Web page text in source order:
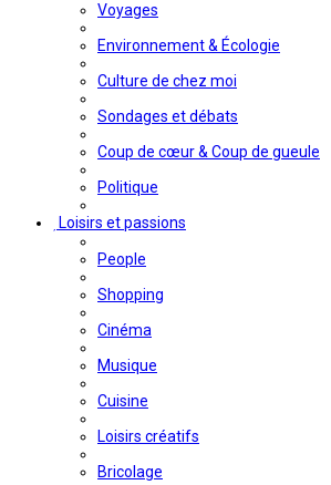
Voyages
Environnement & Écologie
Culture de chez moi
Sondages et débats
Coup de cœur & Coup de gueule
Politique
Loisirs et passions
People
Shopping
Cinéma
Musique
Cuisine
Loisirs créatifs
Bricolage